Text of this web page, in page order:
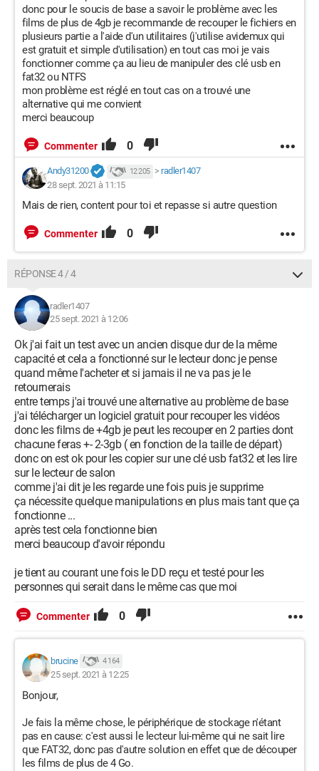
donc pour le soucis de base a savoir le problème avec les
films de plus de 4gb je recommande de recouper le fichiers en
plusieurs partie a l'aide d'un utilitaires (j'utilise avidemux qui
est gratuit et simple d'utilisation) en tout cas moi je vais
fonctionner comme ça au lieu de manipuler des clé usb en
fat32 ou NTFS
mon problème est réglé en tout cas on a trouvé une
alternative qui me convient
merci beaucoup
Commenter 0
Andy31200 12 205 > radler1407
28 sept. 2021 à 11:15
Mais de rien, content pour toi et repasse si autre question
Commenter 0
RÉPONSE 4 / 4
radler1407
25 sept. 2021 à 12:06
Ok j'ai fait un test avec un ancien disque dur de la même
capacité et cela a fonctionné sur le lecteur donc je pense
quand même l'acheter et si jamais il ne va pas je le
retournerais
entre temps j'ai trouvé une alternative au problème de base
j'ai télécharger un logiciel gratuit pour recouper les vidéos
donc les films de +4gb je peut les recouper en 2 parties dont
chacune feras +- 2-3gb ( en fonction de la taille de départ)
donc on est ok pour les copier sur une clé usb fat32 et les lire
sur le lecteur de salon
comme j'ai dit je les regarde une fois puis je supprime
ça nécessite quelque manipulations en plus mais tant que ça
fonctionne ...
après test cela fonctionne bien
merci beaucoup d'avoir répondu
je tient au courant une fois le DD reçu et testé pour les
personnes qui serait dans le même cas que moi
Commenter 0
brucine 4 164
25 sept. 2021 à 12:25
Bonjour,
Je fais la même chose, le périphérique de stockage n'étant
pas en cause: c'est aussi le lecteur lui-même qui ne sait lire
que FAT32, donc pas d'autre solution en effet que de découper
les films de plus de 4 Go.